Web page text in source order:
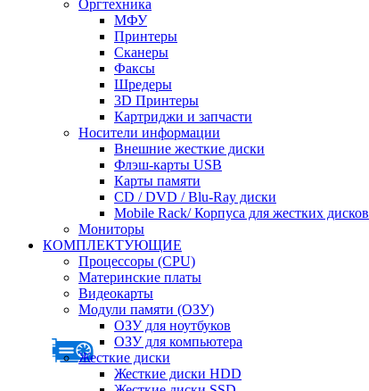
Оргтехника
МФУ
Принтеры
Сканеры
Факсы
Шредеры
3D Принтеры
Картриджи и запчасти
Носители информации
Внешние жесткие диски
Флэш-карты USB
Карты памяти
CD / DVD / Blu-Ray диски
Mobile Rack/ Корпуса для жестких дисков
Мониторы
КОМПЛЕКТУЮЩИЕ
Процессоры (CPU)
Материнские платы
Видеокарты
Модули памяти (ОЗУ)
ОЗУ для ноутбуков
ОЗУ для компьютера
Жесткие диски
Жесткие диски HDD